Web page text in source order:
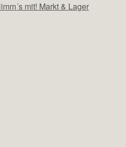
mit! Markt & Lager